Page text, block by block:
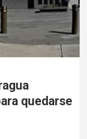
quedarse